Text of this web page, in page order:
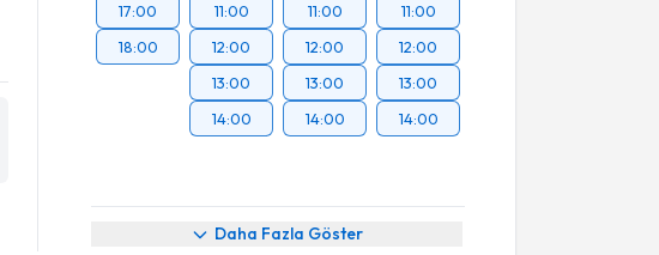
17:00
18:00
11:00
12:00
13:00
14:00
11:00
12:00
13:00
14:00
11:00
12:00
13:00
14:00
Daha Fazla Göster